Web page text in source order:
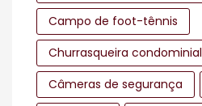
Campo de foot-tênnis
Churrasqueira condominial
Câmeras de segurança